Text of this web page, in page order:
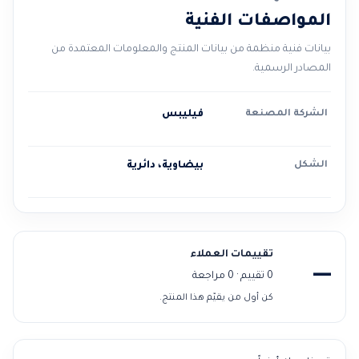
المواصفات الفنية
بيانات فنية منظمة من بيانات المنتج والمعلومات المعتمدة من
المصادر الرسمية.
الشركة المصنعة فيليبس
الشكل بيضاوية، دائرية
—
تقييمات العملاء
0 تقييم · 0 مراجعة
كن أول من يقيّم هذا المنتج.